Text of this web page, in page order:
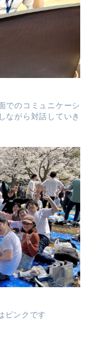
でのコミュニケーシ
ながら対話していき
ピンクです